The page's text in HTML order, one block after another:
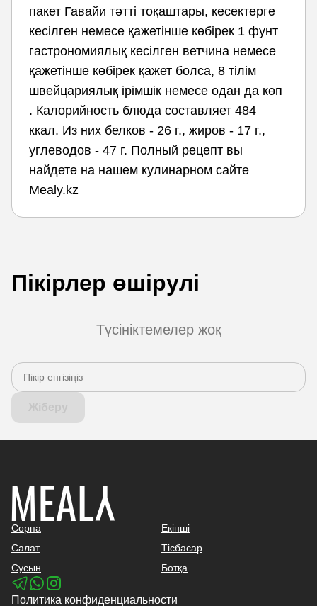
пакет Гавайи тәтті тоқаштары, кесектерге
кесілген немесе қажетінше көбірек 1 фунт
гастрономиялық кесілген ветчина немесе
қажетінше көбірек қажет болса, 8 тілім
швейцариялық ірімшік немесе одан да көп
. Калорийность блюда составляет 484
ккал. Из них белков - 26 г., жиров - 17 г.,
углеводов - 47 г. Полный рецепт вы
найдете на нашем кулинарном сайте
Mealy.kz
Пікірлер өшірулі
Түсініктемелер жоқ
Сорпа
Екінші
Салат
Тісбасар
Сусын
Ботқа
Политика конфиденциальности